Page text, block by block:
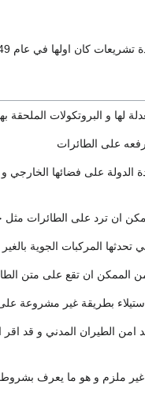
غير ملزم و هو ما يعرف بشروط